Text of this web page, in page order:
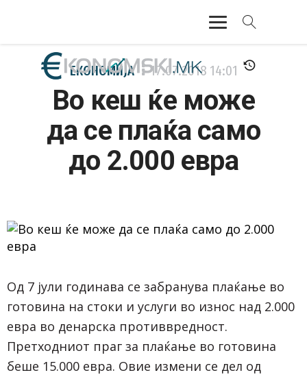
АКТУЕЛНО
ЕКОНОМИЈА
ФИНАНСИИ
БАНКАРСТВО
МОЗАИК
ЕКОНОМИЈА 17.07.2018 14:01
Во кеш ќе може
да се плаќа само
до 2.000 евра
Од 7 јули годинава се забранува плаќање во
готовина на стоки и услуги во износ над 2.000
евра во денарска противвредност.
Претходниот праг за плаќање во готовина
беше 15.000 евра. Овие измени се дел од